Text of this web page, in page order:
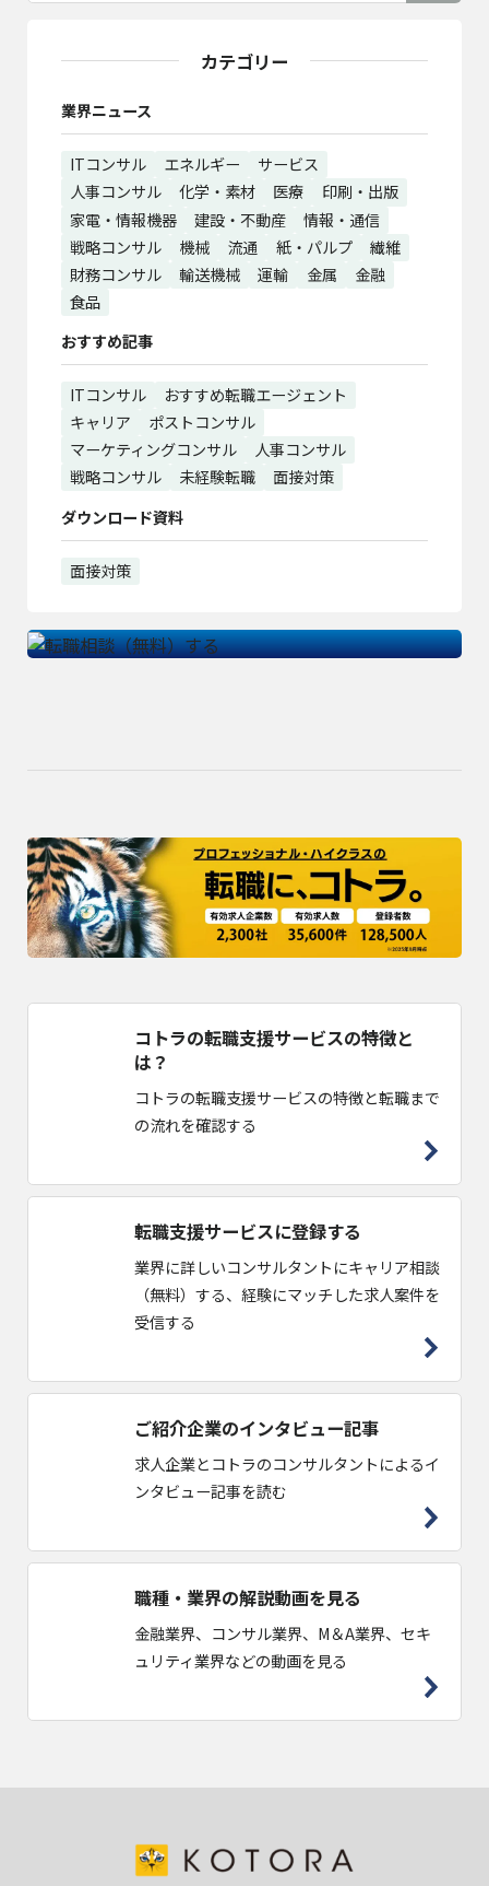
カテゴリー
業界ニュース
ITコンサル エネルギー
サービス
人事コンサル
化学・素材 医療
印刷・出版
家電・情報機器
建設・不動産
情報・通信
戦略コンサル
機械 流通 紙・パルプ
繊維
財務コンサル
輸送機械 運輸 金属
金融
食品
おすすめ記事
ITコンサル
おすすめ転職エージェント
キャリア
ポストコンサル
マーケティングコンサル
人事コンサル
戦略コンサル
未経験転職
面接対策
ダウンロード資料
面接対策
コトラの転職支援サービスの特徴と
は？
コトラの転職支援サービスの特徴と転職まで
の流れを確認する
転職支援サービスに登録する
業界に詳しいコンサルタントにキャリア相談
（無料）する、経験にマッチした求人案件を
受信する
ご紹介企業のインタビュー記事
求人企業とコトラのコンサルタントによるイ
ンタビュー記事を読む
職種・業界の解説動画を見る
金融業界、コンサル業界、M＆A業界、セキ
ュリティ業界などの動画を見る